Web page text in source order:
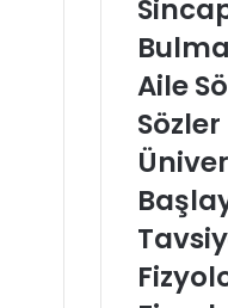
Aile
Sözler